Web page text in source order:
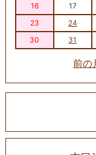
16
17
23
24
30
31
前の